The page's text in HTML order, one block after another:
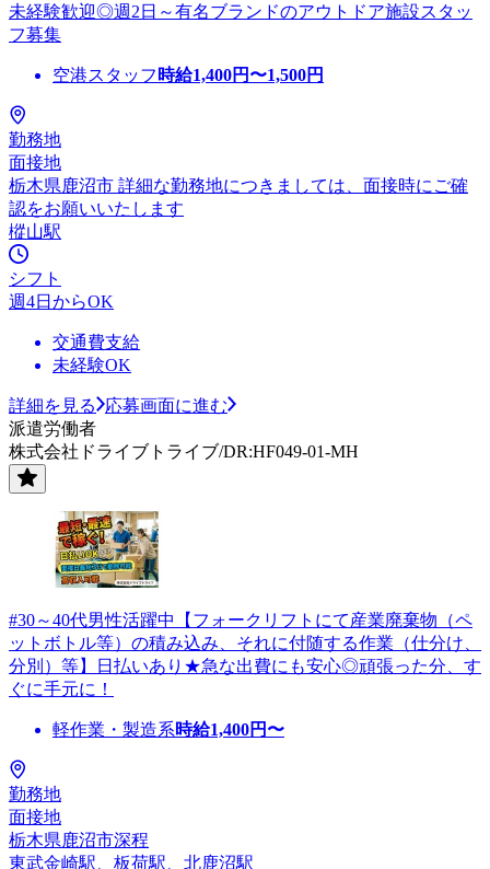
未経験歓迎◎週2日～有名ブランドのアウトドア施設スタッ
フ募集
空港スタッフ 時給1,400円〜1,500円
勤務地
面接地
栃木県鹿沼市 詳細な勤務地につきましては、面接時にご確
認をお願いいたします
樅山駅
シフト
週4日からOK
交通費支給
未経験OK
詳細を見る
応募画面に進む
派遣労働者
株式会社ドライブトライブ/DR:HF049-01-MH
#30～40代男性活躍中【フォークリフトにて産業廃棄物（ペ
ットボトル等）の積み込み、それに付随する作業（仕分け、
分別）等】日払いあり★急な出費にも安心◎頑張った分、す
ぐに手元に！
軽作業・製造系時給1,400円〜
勤務地
面接地
栃木県鹿沼市深程
東武金崎駅、板荷駅、北鹿沼駅